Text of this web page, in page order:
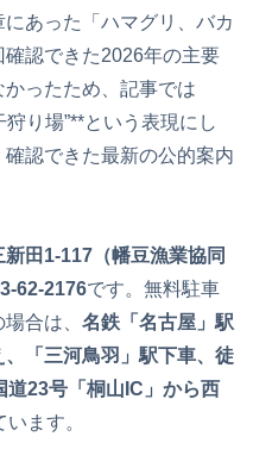
あった「ハマグリ、バカ
認できた2026年の主要
ったため、記事では
り場”**という表現にし
認できた最新の公的案内
田1-117（幡豆漁業協同
62-2176です。無料駐車
合は、 名鉄「名古屋」駅
「三河鳥羽」駅下車、徒
道23号「桐山IC」から西
ます。